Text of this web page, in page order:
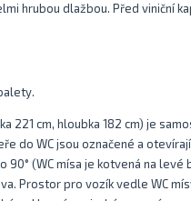
hrubou dlažbou. Před viniční
221 cm, hloubka 182 cm) je
do WC jsou označené a
90° (WC mísa je kotvená na levé
Prostor pro vozík vedle WC